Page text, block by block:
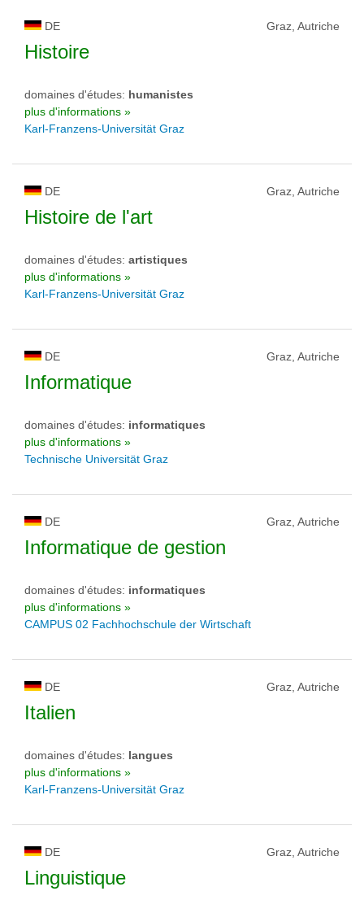
DE Graz, Autriche
Histoire
domaines d'études: humanistes
plus d'informations »
Karl-Franzens-Universität Graz
DE Graz, Autriche
Histoire de l'art
domaines d'études: artistiques
plus d'informations »
Karl-Franzens-Universität Graz
DE Graz, Autriche
Informatique
domaines d'études: informatiques
plus d'informations »
Technische Universität Graz
DE Graz, Autriche
Informatique de gestion
domaines d'études: informatiques
plus d'informations »
CAMPUS 02 Fachhochschule der Wirtschaft
DE Graz, Autriche
Italien
domaines d'études: langues
plus d'informations »
Karl-Franzens-Universität Graz
DE Graz, Autriche
Linguistique